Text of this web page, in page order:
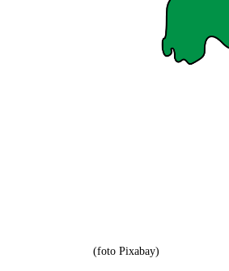
(foto Pixabay)